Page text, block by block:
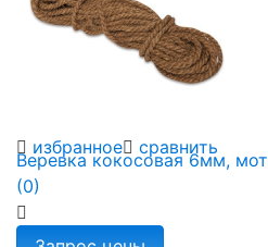
избранное сравнить
Веревка кокосовая 6мм,
(0)